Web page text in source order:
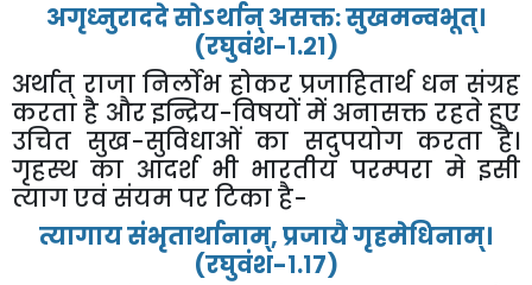
अगृध्नुराददेसोऽर्थान्असक्त:सुखमन्वभूत्।
(रघुवंश-१.२१)
अर्थात् राजा निर्लोभ होकर प्रजाहितार्थ धन संग्रह
करताहै औरइन्द्रिय-विषयों में अनासक्त रहतेहुए
उचित सुख-सुविधाओं का सदुपयोग करता है।
गृहस्थ का आदर्श भी भारतीय परम्परा मे इसी
त्यागएवंसंयमपरटिकाहै-
त्यागायसंभृतार्थानाम्,प्रजायैगृहमेधिनाम्।
(रघुवंश-१.१७)